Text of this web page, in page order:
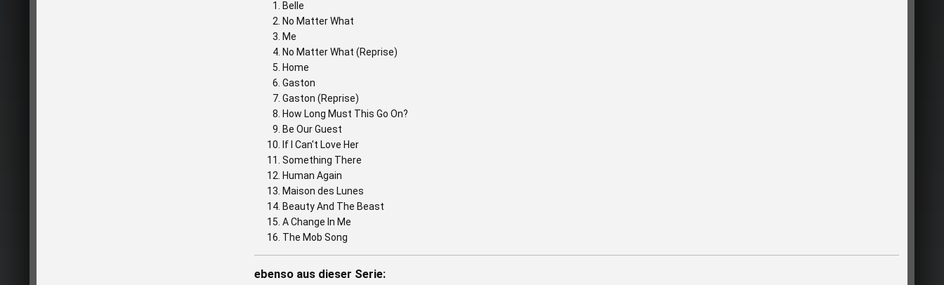
Belle
No Matter What
Me
No Matter What (Reprise)
Home
Gaston
Gaston (Reprise)
How Long Must This Go On?
Be Our Guest
If I Can't Love Her
Something There
Human Again
Maison des Lunes
Beauty And The Beast
A Change In Me
The Mob Song
ebenso aus dieser Serie: